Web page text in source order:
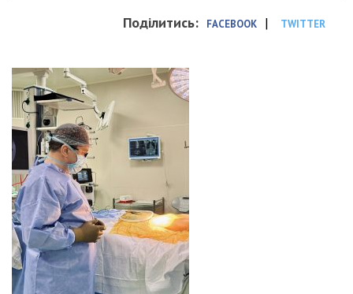
Поділитись: FACEBOOK | TWITTER